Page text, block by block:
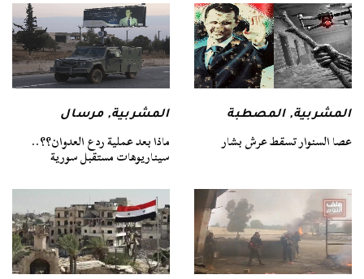
المشربية,المصطبة
عصا السنوار تسقط عرش بشار
المشربية,مرسال
ماذا بعد عملية ردع العدوان؟؟..
سيناريوهات مستقبل سورية